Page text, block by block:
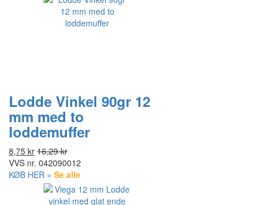
Lodde Vinkel 90gr 12
mm med to
loddemuffer
8,75 kr 16,29 kr
VVS nr. 042090012
KØB HER » Se alle